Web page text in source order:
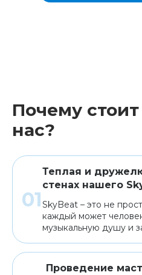
Почему
нас?
Теплая и
стенах нашего
SkyBeat – это не
каждый может
музыкальную душу и
Проведение